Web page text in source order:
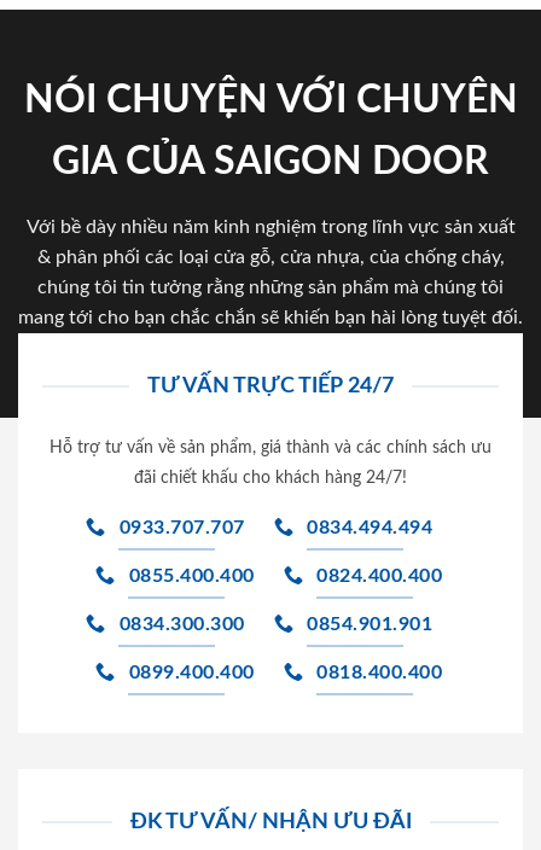
NÓI CHUYỆN VỚI CHUYÊN
GIA CỦA SAIGON DOOR
Với bề dày nhiều năm kinh nghiệm trong lĩnh vực sản xuất
& phân phối các loại cửa gỗ, cửa nhựa, của chống cháy,
chúng tôi tin tưởng rằng những sản phẩm mà chúng tôi
mang tới cho bạn chắc chắn sẽ khiến bạn hài lòng tuyệt đối.
TƯ VẤN TRỰC TIẾP 24/7
Hỗ trợ tư vấn về sản phẩm, giá thành và các chính sách ưu
đãi chiết khấu cho khách hàng 24/7!
0933.707.707 0834.494.494
0855.400.400 0824.400.400
0834.300.300 0854.901.901
0899.400.400 0818.400.400
ĐK TƯ VẤN/ NHẬN ƯU ĐÃI